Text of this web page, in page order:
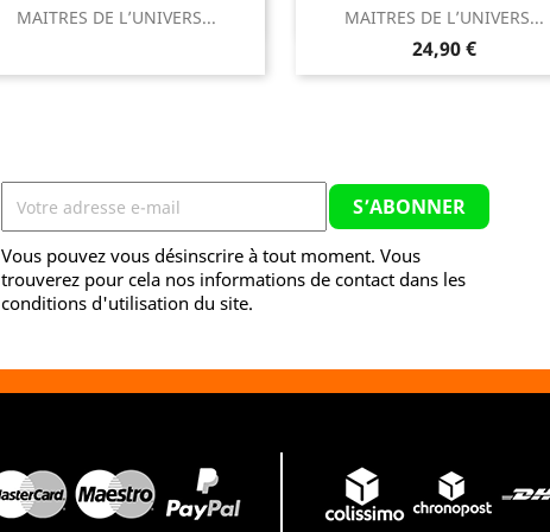
MAITRES DE L’UNIVERS...
Aperçu rapide MAITRES DE L’UNIVERS...
Prix
24,90 €
Aperçu rapide
Vous pouvez vous désinscrire à tout moment. Vous
trouverez pour cela nos informations de contact dans les
conditions d'utilisation du site.